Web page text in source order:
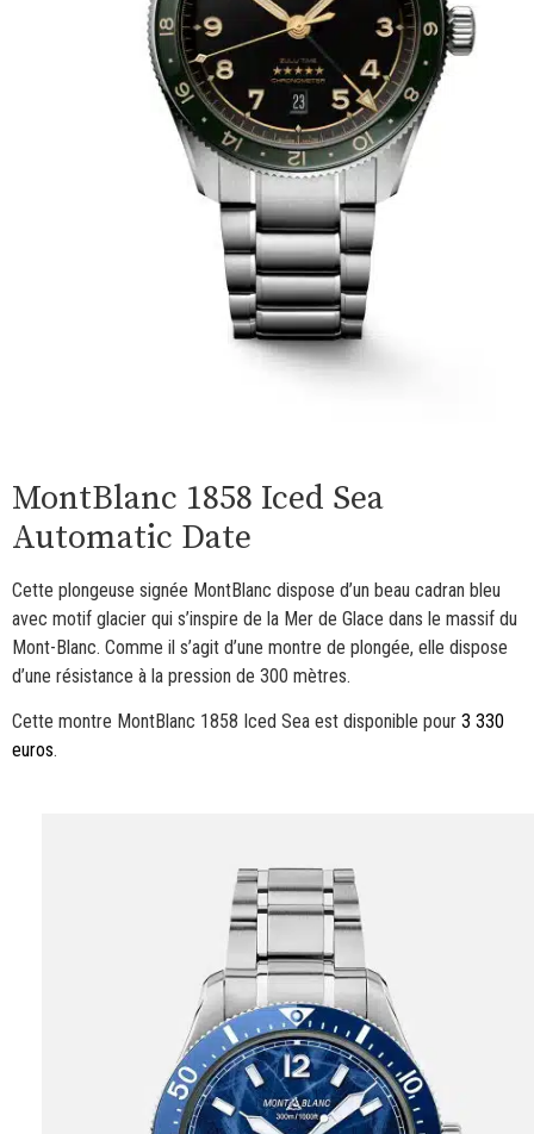
MontBlanc 1858 Iced Sea
Automatic Date
Cette plongeuse signée MontBlanc dispose d’un beau cadran bleu
avec motif glacier qui s’inspire de la Mer de Glace dans le massif du
Mont-Blanc. Comme il s’agit d’une montre de plongée, elle dispose
d’une résistance à la pression de 300 mètres.
Cette montre MontBlanc 1858 Iced Sea est disponible pour 3 330
euros.